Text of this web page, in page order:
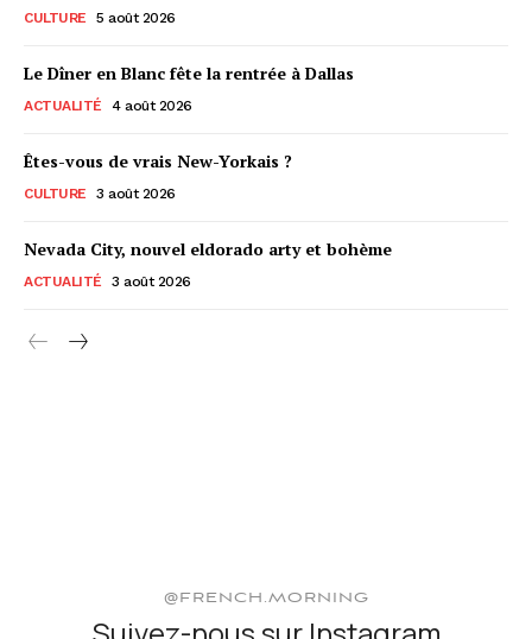
CULTURE 5 août 2026
Le Dîner en Blanc fête la rentrée à Dallas
ACTUALITÉ 4 août 2026
Êtes-vous de vrais New-Yorkais ?
CULTURE 3 août 2026
Nevada City, nouvel eldorado arty et bohème
ACTUALITÉ 3 août 2026
@FRENCH.MORNING